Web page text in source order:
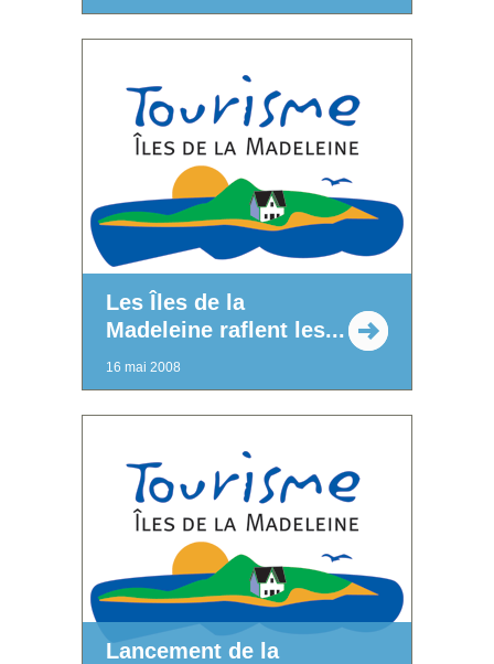
Les Îles de la
Madeleine raflent les...
16 mai 2008
Lancement de la